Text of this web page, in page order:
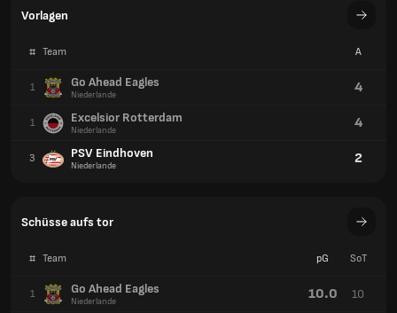
Vorlagen
# Team A
1 Go Ahead Eagles
Niederlande 4
1 Excelsior Rotterdam
Niederlande 4
3 PSV Eindhoven
Niederlande 2
Schüsse aufs tor
# Team pG SoT
1 Go Ahead Eagles
Niederlande 10.0 10